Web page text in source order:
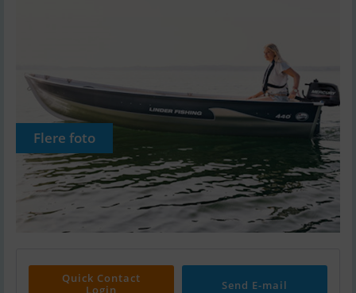
Flere foto
Quick Contact
Login
Send E-mail